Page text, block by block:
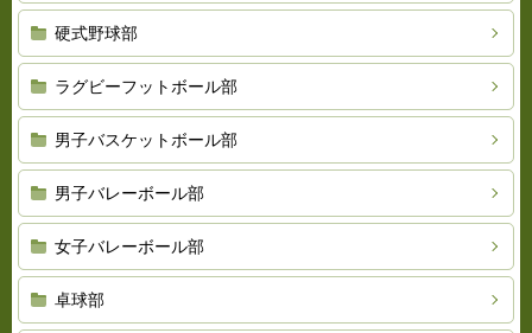
硬式野球部
ラグビーフットボール部
男子バスケットボール部
男子バレーボール部
女子バレーボール部
卓球部